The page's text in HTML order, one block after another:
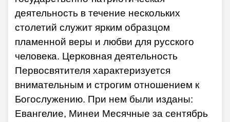
деятельность в течение нескольких
столетий служит ярким образцом
пламенной веры и любви для русского
человека. Церковная деятельность
Первосвятителя характеризуется
внимательным и строгим отношением к
Богослужению. При нем были изданы:
Евангелие, Минеи Месячные за сентябрь